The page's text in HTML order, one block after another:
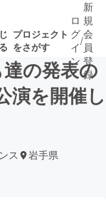
プロジェクト
をさがす
近いプ
ロ
グ
イ
ン
/
新
規
会
員
登
録
の発表の
演を開催し
ス 岩手県